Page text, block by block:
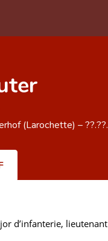
(Larochette) –
d’infanterie,